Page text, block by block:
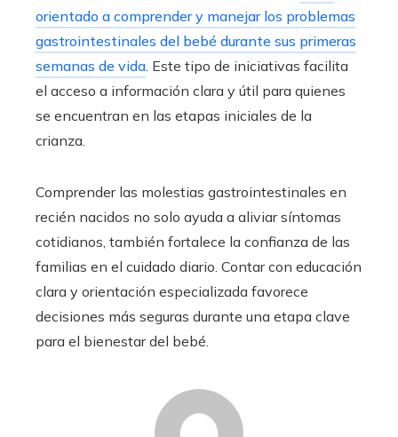
orientado a comprender y manejar los problemas
gastrointestinales del bebé durante sus primeras
semanas de vida. Este tipo de iniciativas facilita
el acceso a información clara y útil para quienes
se encuentran en las etapas iniciales de la
crianza.
Comprender las molestias gastrointestinales en
recién nacidos no solo ayuda a aliviar síntomas
cotidianos, también fortalece la confianza de las
familias en el cuidado diario. Contar con educación
clara y orientación especializada favorece
decisiones más seguras durante una etapa clave
para el bienestar del bebé.